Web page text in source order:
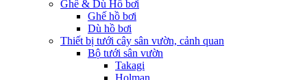
Ghế & Dù Hồ bơi
Ghế hồ bơi
Dù hồ bơi
Thiết bị tưới cây sân vườn, cảnh quan
Bộ tưới sân vườn
Takagi
Holman